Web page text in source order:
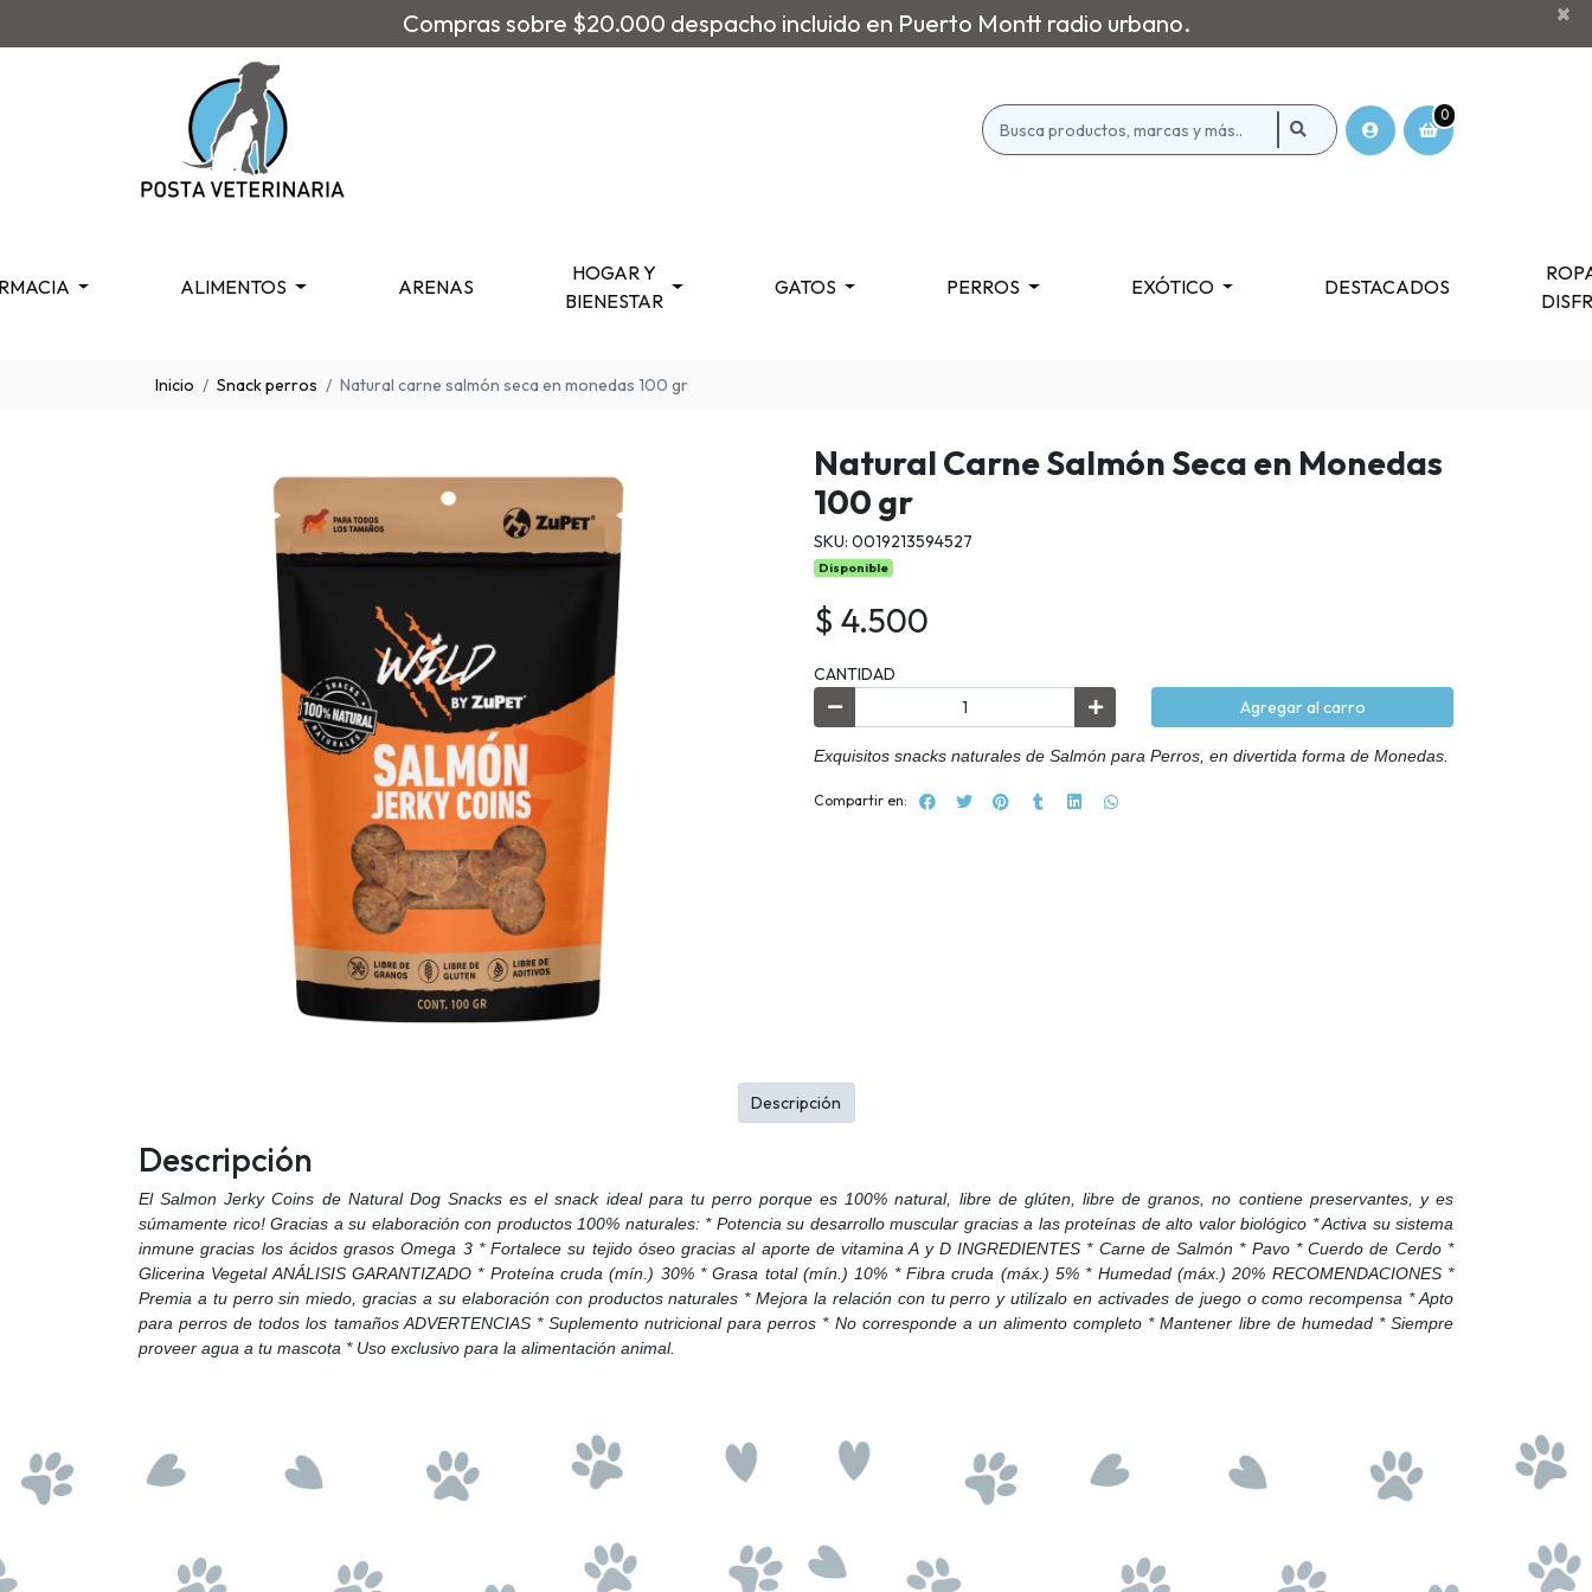
Compras sobre $20.000 despacho incluido en Puerto Montt radio urbano. ×
0
ALIMENTOS ARENAS
HOGAR Y
BIENESTAR
GATOS PERROS EXÓTICO DESTACADOS
Inicio Snack perros Natural carne salmón seca en monedas 100 gr
Natural Carne Salmón Seca en Monedas
100 gr
SKU: 0019213594527
Disponible
$ 4.500
CANTIDAD
Agregar al carro
Exquisitos snacks naturales de Salmón para Perros, en divertida forma de Monedas.
Compartir en:
Descripción
El Salmon Jerky Coins de Natural Dog Snacks es el snack ideal para tu perro porque es 100% natural, libre de glúten, libre de granos, no contiene preservantes, y es
súmamente rico! Gracias a su elaboración con productos 100% naturales: * Potencia su desarrollo muscular gracias a las proteínas de alto valor biológico * Activa su sistema
inmune gracias los ácidos grasos Omega 3 * Fortalece su tejido óseo gracias al aporte de vitamina A y D INGREDIENTES * Carne de Salmón * Pavo * Cuerdo de Cerdo *
Glicerina Vegetal ANÁLISIS GARANTIZADO * Proteína cruda (mín.) 30% * Grasa total (mín.) 10% * Fibra cruda (máx.) 5% * Humedad (máx.) 20% RECOMENDACIONES *
Premia a tu perro sin miedo, gracias a su elaboración con productos naturales * Mejora la relación con tu perro y utilízalo en activades de juego o como recompensa * Apto
para perros de todos los tamaños ADVERTENCIAS * Suplemento nutricional para perros * No corresponde a un alimento completo * Mantener libre de humedad * Siempre
proveer agua a tu mascota * Uso exclusivo para la alimentación animal.
Descripción